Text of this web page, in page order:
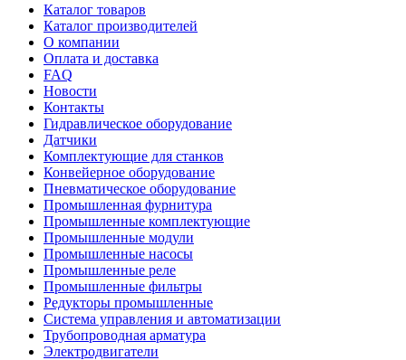
Каталог товаров
Каталог производителей
О компании
Оплата и доставка
FAQ
Новости
Контакты
Гидравлическое оборудование
Датчики
Комплектующие для станков
Конвейерное оборудование
Пневматическое оборудование
Промышленная фурнитура
Промышленные комплектующие
Промышленные модули
Промышленные насосы
Промышленные реле
Промышленные фильтры
Редукторы промышленные
Система управления и автоматизации
Трубопроводная арматура
Электродвигатели